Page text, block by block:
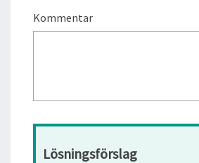
Kommentar
Lösningsförslag